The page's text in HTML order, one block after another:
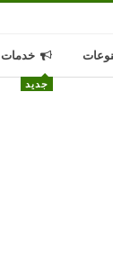
خدمات
جديد